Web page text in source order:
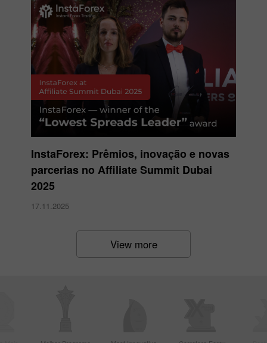
InstaForex: Prêmios, inovação e novas
parcerias no Affiliate Summit Dubai
2025
17.11.2025
View more